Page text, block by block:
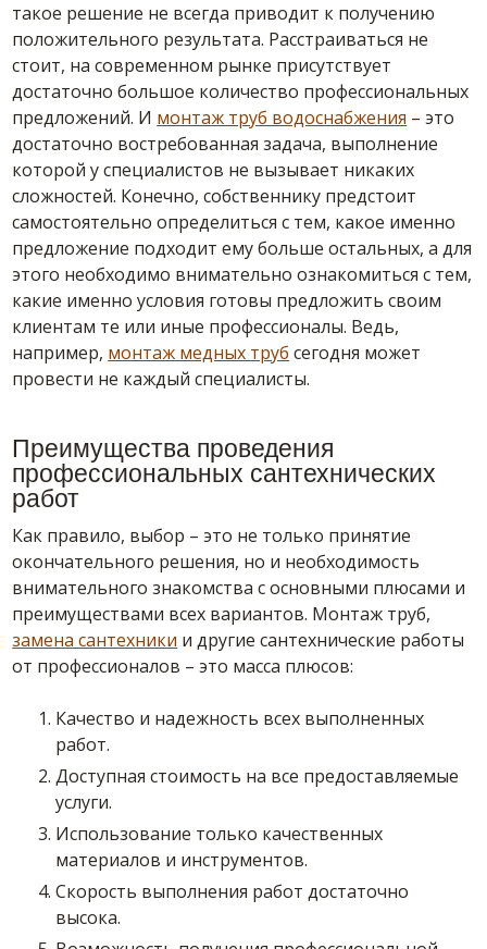
такое решение не всегда приводит к получению
положительного результата. Расстраиваться не
стоит, на современном рынке присутствует
достаточно большое количество профессиональных
предложений. И монтаж труб водоснабжения – это
достаточно востребованная задача, выполнение
которой у специалистов не вызывает никаких
сложностей. Конечно, собственнику предстоит
самостоятельно определиться с тем, какое именно
предложение подходит ему больше остальных, а для
этого необходимо внимательно ознакомиться с тем,
какие именно условия готовы предложить своим
клиентам те или иные профессионалы. Ведь,
например, монтаж медных труб сегодня может
провести не каждый специалисты.
Преимущества проведения
профессиональных сантехнических
работ
Как правило, выбор – это не только принятие
окончательного решения, но и необходимость
внимательного знакомства с основными плюсами и
преимуществами всех вариантов. Монтаж труб,
замена сантехники и другие сантехнические работы
от профессионалов – это масса плюсов:
Качество и надежность всех выполненных
работ.
Доступная стоимость на все предоставляемые
услуги.
Использование только качественных
материалов и инструментов.
Скорость выполнения работ достаточно
высока.